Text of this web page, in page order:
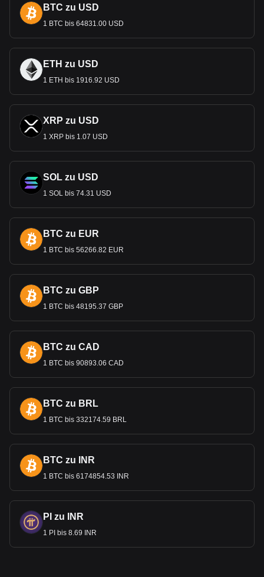
BTC zu USD
1 BTC bis 64831.00 USD
ETH zu USD
1 ETH bis 1916.92 USD
XRP zu USD
1 XRP bis 1.07 USD
SOL zu USD
1 SOL bis 74.31 USD
BTC zu EUR
1 BTC bis 56266.82 EUR
BTC zu GBP
1 BTC bis 48195.37 GBP
BTC zu CAD
1 BTC bis 90893.06 CAD
BTC zu BRL
1 BTC bis 332174.59 BRL
BTC zu INR
1 BTC bis 6174854.53 INR
PI zu INR
1 PI bis 8.69 INR